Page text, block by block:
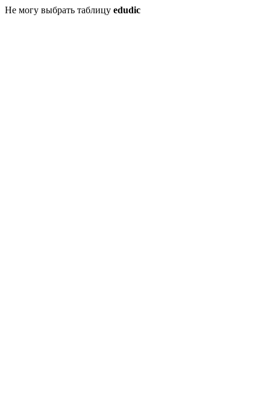
Не могу выбрать таблицу edudic